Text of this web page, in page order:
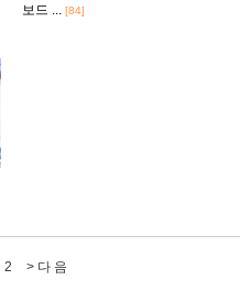
보드 ... [84]
2 > 다 음